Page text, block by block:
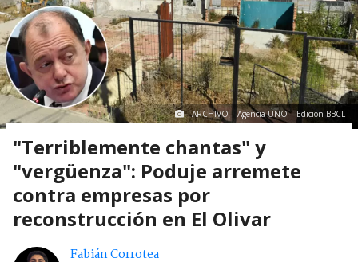
ARCHIVO | Agencia UNO | Edición BBCL
"Terriblemente chantas" y
"vergüenza": Poduje arremete
contra empresas por
reconstrucción en El Olivar
Fabián Corrotea